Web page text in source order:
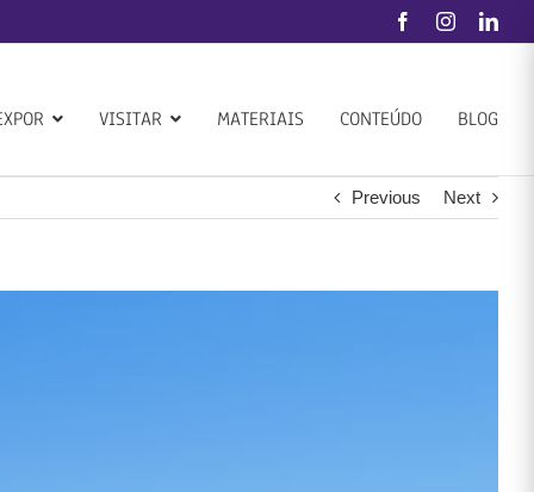
FacebookInstagram
VISITAR MATERIAIS CONTEÚDO BLOG
Previous Next